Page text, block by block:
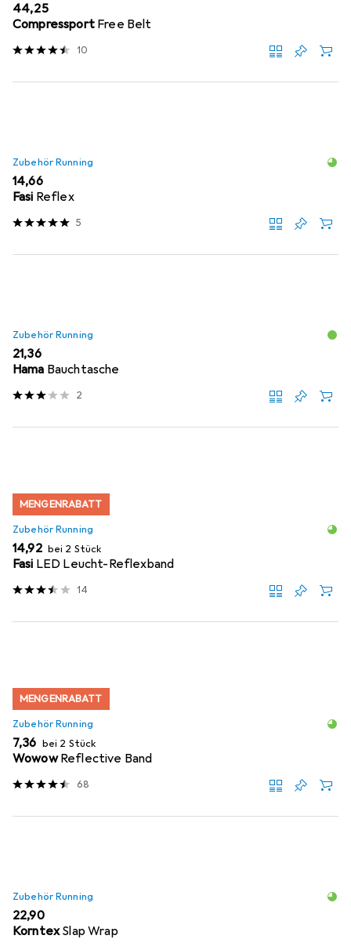
EUR
44,25
Compressport Free Belt
10
Zubehör Running
EUR
14,66
Fasi Reflex
5
Zubehör Running
EUR
21,36
Hama Bauchtasche
2
MENGENRABATT
Zubehör Running
EUR
14,92 bei 2 Stück
Fasi LED Leucht-Reflexband
14
MENGENRABATT
Zubehör Running
EUR
7,36 bei 2 Stück
Wowow Reflective Band
68
Zubehör Running
EUR
22,90
KorntexSlap Wrap